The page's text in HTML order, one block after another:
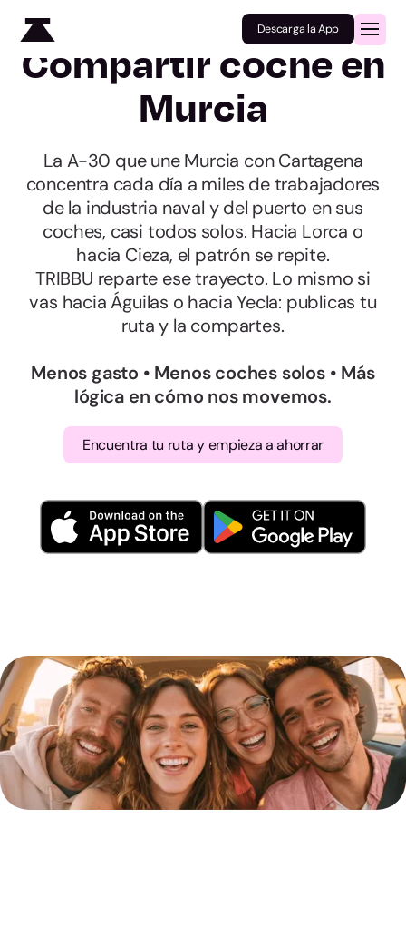
Descarga la App
Compartir coche en
Murcia
La A-30 que une Murcia con Cartagena
concentra cada día a miles de trabajadores
de la industria naval y del puerto en sus
coches, casi todos solos. Hacia Lorca o
hacia Cieza, el patrón se repite.
TRIBBU reparte ese trayecto. Lo mismo si
vas hacia Águilas o hacia Yecla: publicas tu
ruta y la compartes.
Menos gasto • Menos coches solos • Más
lógica en cómo nos movemos.
Encuentra tu ruta y empieza a ahorrar